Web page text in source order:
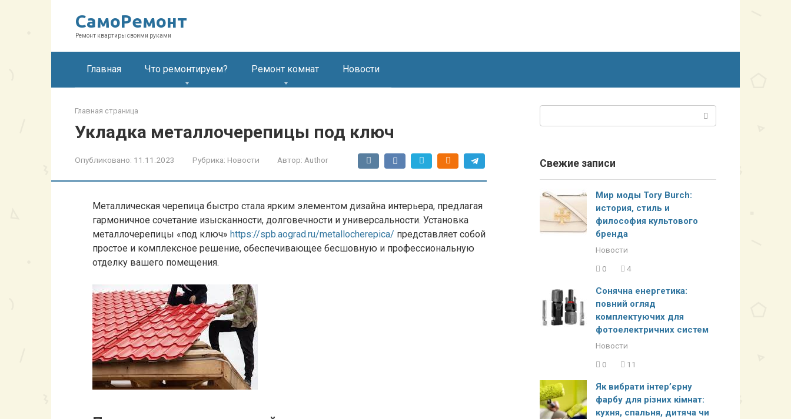
СамоРемонт
Ремонт квартиры своими руками
Главная Что ремонтируем? Ремонт комнат Новости
Главная страница
Укладка металлочерепицы под ключ
Опубликовано: 11.11.2023 Рубрика: Новости Автор: Author
Металлическая черепица быстро стала ярким элементом дизайна интерьера, предлагая
гармоничное сочетание изысканности, долговечности и универсальности. Установка
металлочерепицы «под ключ» https://spb.aograd.ru/metallocherepica/ представляет собой
простое и комплексное решение, обеспечивающее бесшовную и профессиональную
отделку вашего помещения.
Свежие записи
Мир моды Tory Burch:
история, стиль и
философия культового
бренда
Новости
0
4
Сонячна енергетика:
повний огляд
комплектуючих для
фотоелектричних систем
Новости
0
11
Як вибрати інтер’єрну
фарбу для різних кімнат:
кухня, спальня, дитяча чи